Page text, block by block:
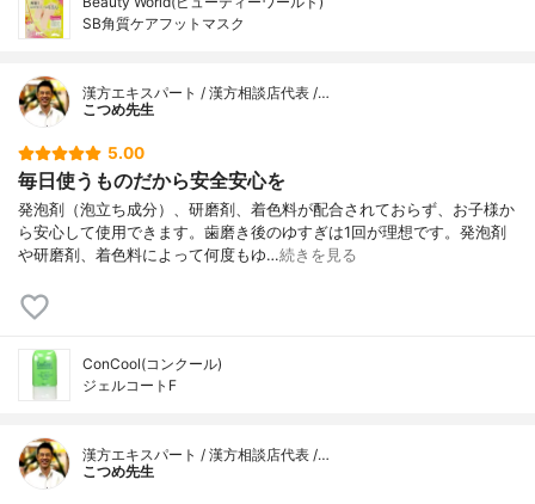
SB角質ケアフットマスク
漢方エキスパート / 漢方相談店代表 /…
こつめ先生
5.00
毎日使うものだから安全安心を
発泡剤（泡立ち成分）、研磨剤、着色料が配合されておらず、お子様か
ら安心して使用できます。歯磨き後のゆすぎは1回が理想です。発泡剤
や研磨剤、着色料によって何度もゆ…続きを見る
ConCool(コンクール)
ジェルコートF
漢方エキスパート / 漢方相談店代表 /…
こつめ先生